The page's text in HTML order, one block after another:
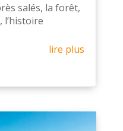
salés, la forêt,
l’histoire
lire plus